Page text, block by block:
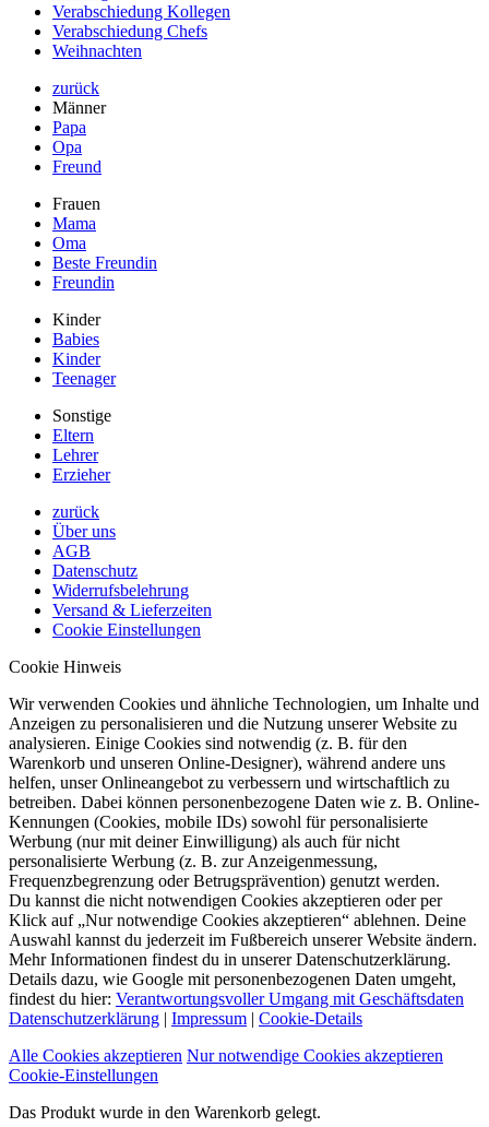
Verabschiedung Kollegen
Verabschiedung Chefs
Weihnachten
zurück
Männer
Papa
Opa
Freund
Frauen
Mama
Oma
Beste Freundin
Freundin
Kinder
Babies
Kinder
Teenager
Sonstige
Eltern
Lehrer
Erzieher
zurück
Über uns
AGB
Datenschutz
Widerrufsbelehrung
Versand & Lieferzeiten
Cookie Einstellungen
Cookie Hinweis
Wir verwenden Cookies und ähnliche Technologien, um Inhalte und
Anzeigen zu personalisieren und die Nutzung unserer Website zu
analysieren. Einige Cookies sind notwendig (z. B. für den
Warenkorb und unseren Online-Designer), während andere uns
helfen, unser Onlineangebot zu verbessern und wirtschaftlich zu
betreiben. Dabei können personenbezogene Daten wie z. B. Online-
Kennungen (Cookies, mobile IDs) sowohl für personalisierte
Werbung (nur mit deiner Einwilligung) als auch für nicht
personalisierte Werbung (z. B. zur Anzeigenmessung,
Frequenzbegrenzung oder Betrugsprävention) genutzt werden.
Du kannst die nicht notwendigen Cookies akzeptieren oder per
Klick auf „Nur notwendige Cookies akzeptieren“ ablehnen. Deine
Auswahl kannst du jederzeit im Fußbereich unserer Website ändern.
Mehr Informationen findest du in unserer Datenschutzerklärung.
Details dazu, wie Google mit personenbezogenen Daten umgeht,
findest du hier: Verantwortungsvoller Umgang mit Geschäftsdaten
Datenschutzerklärung | Impressum | Cookie-Details
Alle Cookies akzeptieren Nur notwendige Cookies akzeptieren
Cookie-Einstellungen
Das Produkt wurde in den Warenkorb gelegt.